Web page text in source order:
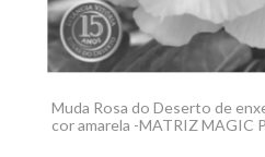
Muda Rosa do Deserto de
cor amarela -MATRIZ MAGIC